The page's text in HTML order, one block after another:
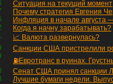
Ситуация на текущий момент
Когда я начну зарабатывать?
📈 Валюта развернулась?